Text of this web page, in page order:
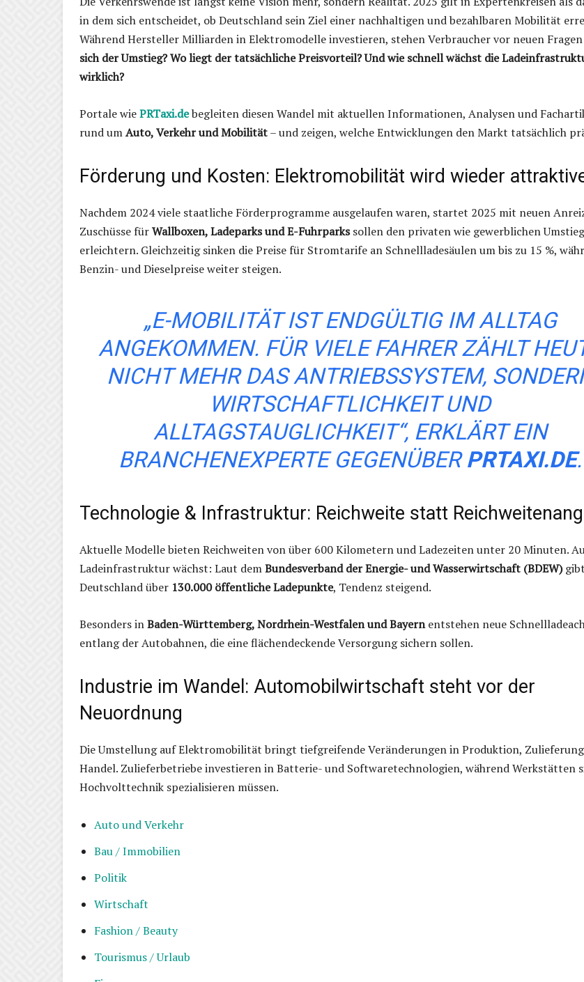
in dem sich entscheidet, ob Deutschland sein Ziel einer nachhaltigen und bezahlbaren Mobilität
Während Hersteller Milliarden in Elektromodelle investieren, stehen Verbraucher vor neuen
sich der Umstieg? Wo liegt der tatsächliche Preisvorteil? Und wie schnell wächst die
wirklich?
Portale wiePRTaxi.debegleiten diesen Wandel mit aktuellen Informationen, Analysen und
rund umAuto, Verkehr und Mobilität– und zeigen, welche Entwicklungen den Markt tatsächlich
Förderung und Kosten: Elektromobilität wird wieder
Nachdem 2024 viele staatliche Förderprogramme ausgelaufen waren, startet 2025 mit neuen
Zuschüsse fürWallboxen, Ladeparks und E-Fuhrparkssollen den privaten wie gewerblichen Umstieg
erleichtern. Gleichzeitig sinken die Preise für Stromtarife an Schnellladesäulen um bis zu 15 %,
Benzin- und Dieselpreise weiter steigen.
„E-MOBILITÄT IST ENDGÜLTIG IM ALLTAG
ANGEKOMMEN. FÜR VIELE FAHRER ZÄHLT
NICHT MEHR DAS ANTRIEBSSYSTEM,
WIRTSCHAFTLICHKEIT UND
ALLTAGSTAUGLICHKEIT“, ERKLÄRT EIN
BRANCHENEXPERTE GEGENÜBERPRTAXI.DE.
Technologie & Infrastruktur: Reichweite statt
Aktuelle Modelle bieten Reichweiten von über 600 Kilometern und Ladezeiten unter 20 Minuten.
Ladeinfrastruktur wächst: Laut demBundesverband der Energie- und Wasserwirtschaft (BDEW)
Deutschland über 130.000 öffentliche Ladepunkte, Tendenz steigend.
Besonders inBaden-Württemberg, Nordrhein-Westfalen und Bayernentstehen neue
entlang der Autobahnen, die eine flächendeckende Versorgung sichern sollen.
Industrie im Wandel: Automobilwirtschaft steht vor der
Neuordnung
Die Umstellung auf Elektromobilität bringt tiefgreifende Veränderungen in Produktion,
Handel. Zulieferbetriebe investieren in Batterie- und Softwaretechnologien, während Werkstätten
Hochvolttechnik spezialisieren müssen.
Auto und Verkehr
Bau / Immobilien
Politik
Wirtschaft
Fashion / Beauty
Tourismus / Urlaub